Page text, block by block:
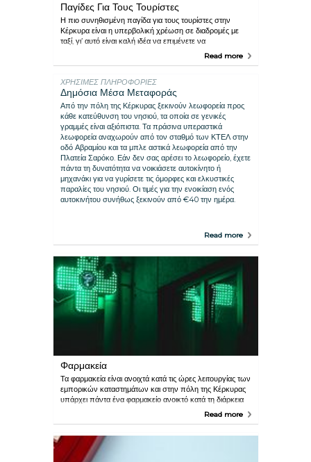
Παγίδες Για Τους Τουρίστες
Η πιο συνηθισμένη παγίδα για τους τουρίστες στην
Κέρκυρα είναι η υπερβολική χρέωση σε διαδρομές με
ταξί, γι’ αυτό είναι καλή ιδέα να επιμένετε να
αναγράφονται όλα τα κόμιστρα στον μετρητή. Κάποια
οι περισσότερες επιχειρήσεις δεν συνηθίζουν παρόμοιες
πρακτικές. Εξίσου σημαντικό είναι να γνωρίζετε ότι
πολλά τουριστικά θέρετρα στο νησί χρησιμοποιούνται
από ντόπιους για την αναζήτηση ερωτικών συντρόφων
μεταξύ των πολλών τουριστριών.
Read more
ΧΡΗΣΙΜΕΣ ΠΛΗΡΟΦΟΡΙΕΣ
Δημόσια Μέσα Μεταφοράς
Από την πόλη της Κέρκυρας ξεκινούν λεωφορεία προς
κάθε κατεύθυνση του νησιού, τα οποία σε γενικές
γραμμές είναι αξιόπιστα. Τα πράσινα υπεραστικά
λεωφορεία αναχωρούν από τον σταθμό των ΚΤΕΛ στην
οδό Αβραμίου και τα μπλε αστικά λεωφορεία από την
Πλατεία Σαρόκο. Εάν δεν σας αρέσει το λεωφορείο, έχετε
πάντα τη δυνατότητα να νοικιάσετε αυτοκίνητο ή
μηχανάκι για να γυρίσετε τις όμορφες και ελκυστικές
παραλίες του νησιού. Οι τιμές για την ενοικίαση ενός
αυτοκινήτου συνήθως ξεκινούν από €40 την ημέρα.
Read more
Φαρμακεία
Τα φαρμακεία είναι ανοιχτά κατά τις ώρες λειτουργίας των
εμπορικών καταστημάτων και στην πόλη της Κέρκυρας
υπάρχει πάντα ένα φαρμακείο ανοικτό κατά τη διάρκεια
της νύχτας και τα Σαββατοκύριακα. Τα περισσότερα
Read more